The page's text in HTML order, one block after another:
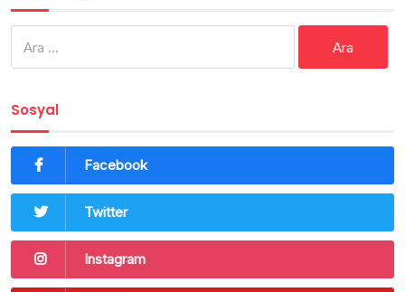
Sosyal
Facebook
Twitter
Instagram